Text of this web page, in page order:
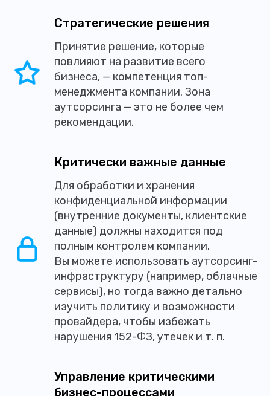
Стратегические решения
Принятие решение, которые
повлияют на развитие всего
бизнеса, — компетенция топ-
менеджмента компании. Зона
аутсорсинга — это не более чем
рекомендации.
Критически важные данные
Для обработки и хранения
конфиденциальной информации
(внутренние документы, клиентские
данные) должны находится под
полным контролем компании.
Вы можете использовать аутсорсинг-
инфраструктуру (например, облачные
сервисы), но тогда важно детально
изучить политику и возможности
провайдера, чтобы избежать
нарушения 152-ФЗ, утечек и т. п.
Управление критическими
бизнес-процессами